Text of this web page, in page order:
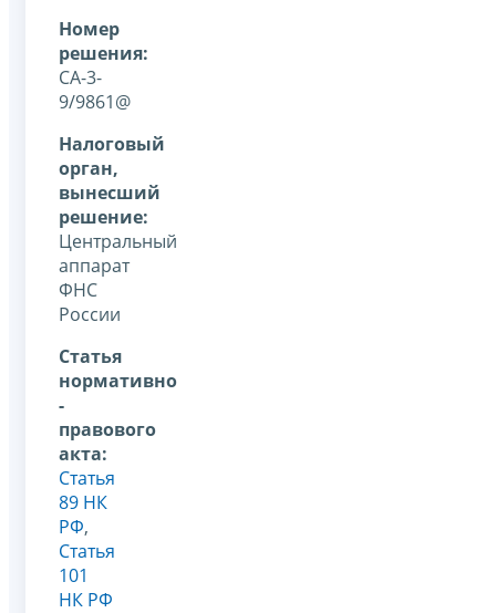
Номер
решения:
СА-3-
9/9861@
Налоговый
орган,
вынесший
решение:
Центральный
аппарат
ФНС
России
Статья
нормативно
-
правового
акта:
Статья
89 НК
РФ,
Статья
101
НК РФ